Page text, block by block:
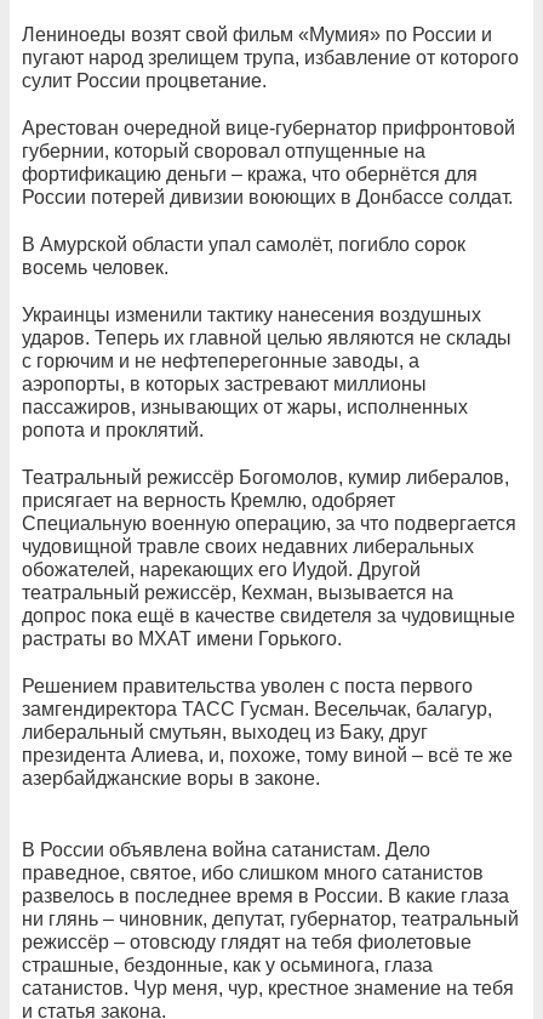
Лениноеды возят свой фильм «Мумия» по России и
пугают народ зрелищем трупа, избавление от которого
сулит России процветание.
Арестован очередной вице-губернатор прифронтовой
губернии, который своровал отпущенные на
фортификацию деньги – кража, что обернётся для
России потерей дивизии воюющих в Донбассе солдат.
В Амурской области упал самолёт, погибло сорок
восемь человек.
Украинцы изменили тактику нанесения воздушных
ударов. Теперь их главной целью являются не склады
с горючим и не нефтеперегонные заводы, а
аэропорты, в которых застревают миллионы
пассажиров, изнывающих от жары, исполненных
ропота и проклятий.
Театральный режиссёр Богомолов, кумир либералов,
присягает на верность Кремлю, одобряет
Специальную военную операцию, за что подвергается
чудовищной травле своих недавних либеральных
обожателей, нарекающих его Иудой. Другой
театральный режиссёр, Кехман, вызывается на
допрос пока ещё в качестве свидетеля за чудовищные
растраты во МХАТ имени Горького.
Решением правительства уволен с поста первого
замгендиректора ТАСС Гусман. Весельчак, балагур,
либеральный смутьян, выходец из Баку, друг
президента Алиева, и, похоже, тому виной – всё те же
азербайджанские воры в законе.
В России объявлена война сатанистам. Дело
праведное, святое, ибо слишком много сатанистов
развелось в последнее время в России. В какие глаза
ни глянь – чиновник, депутат, губернатор, театральный
режиссёр – отовсюду глядят на тебя фиолетовые
страшные, бездонные, как у осьминога, глаза
сатанистов. Чур меня, чур, крестное знамение на тебя
и статья закона.